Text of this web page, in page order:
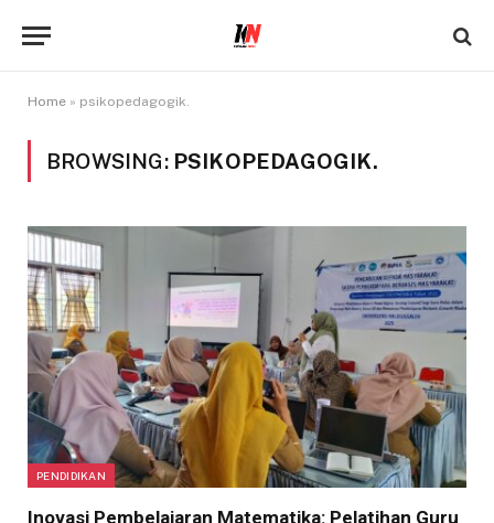
Home » psikopedagogik.
BROWSING: PSIKOPEDAGOGIK.
PENDIDIKAN
Inovasi Pembelajaran Matematika: Pelatihan Guru